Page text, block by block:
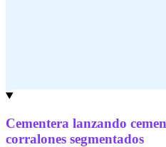
Cementera lanzando
corralones segmentados